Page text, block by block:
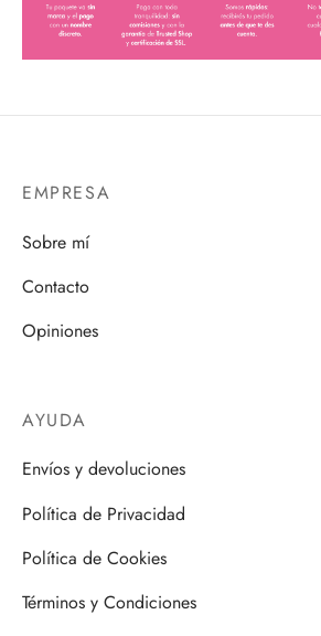
EMPRESA
Sobre mí
Contacto
Opiniones
AYUDA
Envíos y devoluciones
Política de Privacidad
Política de Cookies
Términos y Condiciones